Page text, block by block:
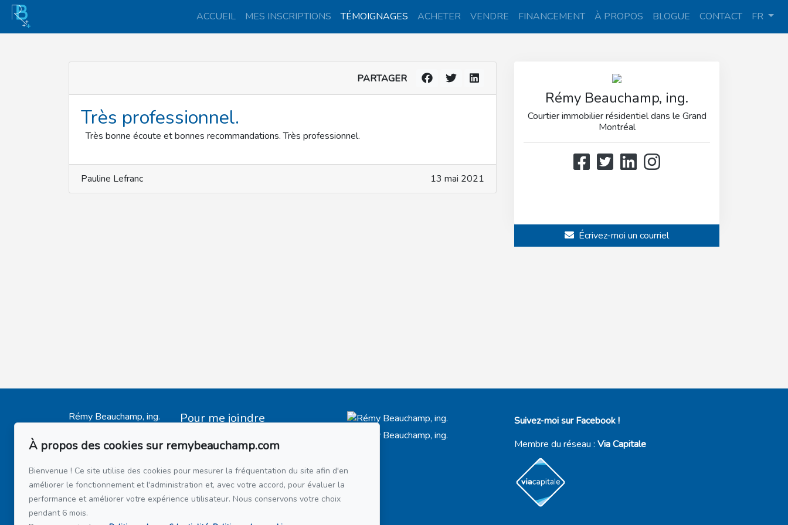
ACCUEIL MES INSCRIPTIONS TÉMOIGNAGES ACHETER VENDRE FINANCEMENT À PROPOS BLOGUE CONTACT FR
PARTAGER
Très professionnel.
Très bonne écoute et bonnes recommandations. Très professionnel.
Pauline Lefranc 13 mai 2021
Rémy Beauchamp, ing.
Courtier immobilier résidentiel dans le Grand
Montréal
Écrivez-moi un courriel
Rémy Beauchamp, ing.
Mes Inscriptions
Témoignages
Acheter
Vendre
Financement
Pour me joindre
514 808-3466
Écrivez-moi un courriel
Suivez-moi sur Facebook !
Membre du réseau : Via Capitale
À propos des cookies sur remybeauchamp.com
Bienvenue ! Ce site utilise des cookies pour mesurer la fréquentation du site afin d'en
améliorer le fonctionnement et l'administration et, avec votre accord, pour évaluer la
performance et améliorer votre expérience utilisateur. Nous conservons votre choix
pendant 6 mois.